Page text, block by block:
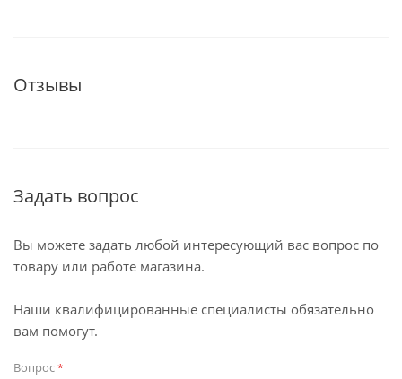
Отзывы
Задать вопрос
Вы можете задать любой интересующий вас вопрос по
товару или работе магазина.
Наши квалифицированные специалисты обязательно
вам помогут.
Вопрос*